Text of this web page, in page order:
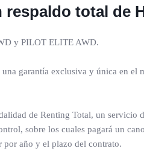
total de
y PILOT ELITE AWD.
garantía exclusiva y única en
de Renting Total, un
sobre los cuales pagará un
por año y el plazo del contrato.